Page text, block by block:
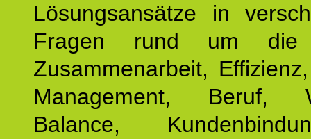
Lösungsansätze in
Fragen rund um die
Zusammenarbeit,
Management, Beruf,
Balance,